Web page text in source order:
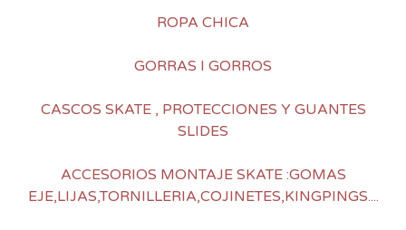
ROPA CHICA
GORRAS I GORROS
CASCOS SKATE , PROTECCIONES Y GUANTES
SLIDES
ACCESORIOS MONTAJE SKATE :GOMAS
EJE,LIJAS,TORNILLERIA,COJINETES,KINGPINGS....